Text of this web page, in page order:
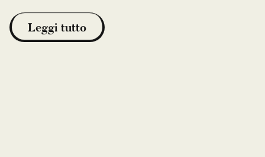
Leggi tutto